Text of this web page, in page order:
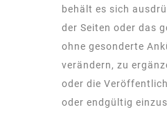
behält es sich
der Seiten oder das
ohne gesonderte
verändern, zu
oder die
oder endgültig